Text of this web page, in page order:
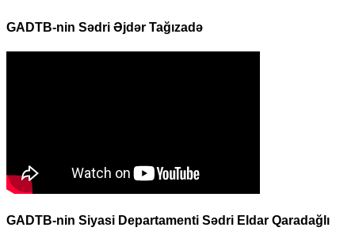
GADTB-nin Sədri Əjdər Tağızadə
GADTB-nin Siyasi Departamenti Sədri Eldar Qaradağlı